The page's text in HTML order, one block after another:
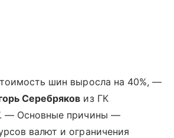
шин выросла на 40%, —
Серебряков из ГК
— Основные причины —
валют и ограничения